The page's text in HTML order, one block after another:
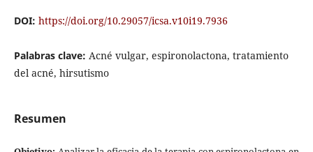
DOI: https://doi.org/10.29057/icsa.v10i19.7936
Palabras clave: Acné vulgar, espironolactona, tratamiento
del acné, hirsutismo
Resumen